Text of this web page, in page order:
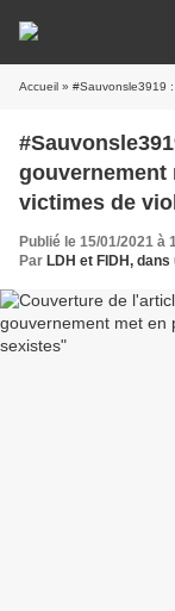
Accueil » #Sauvonsle3919 : Avec le
gouvernement
victimes de
Publié le 15/01/2021 à
Par LDH et FIDH,